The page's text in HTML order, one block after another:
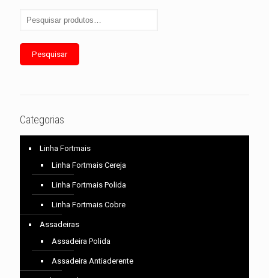
Pesquisar
Categorias
Linha Fortmais
Linha Fortmais Cereja
Linha Fortmais Polida
Linha Fortmais Cobre
Assadeiras
Assadeira Polida
Assadeira Antiaderente